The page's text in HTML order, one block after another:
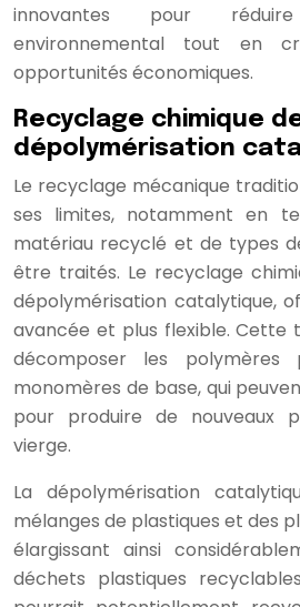
innovantes pour
environnemental tout en
opportunités économiques.
Recyclage chimique
dépolymérisation
Le recyclage mécanique
ses limites, notamment en
matériau recyclé et de types
être traités. Le recyclage
dépolymérisation catalytique,
avancée et plus flexible. Cette
décomposer les polymères
monomères de base, qui
pour produire de nouveaux
vierge.
La dépolymérisation
mélanges de plastiques et des
élargissant ainsi
déchets plastiques